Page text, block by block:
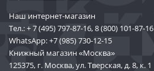
Наш интернет-магазин
Тел.:+ 7 (495) 797-87-16,8 (800) 101-87-16
WhatsApp:+7 (985) 730-12-15
Книжный магазин «Москва»
125375, г. Москва, ул. Тверская, д. 8, к. 1